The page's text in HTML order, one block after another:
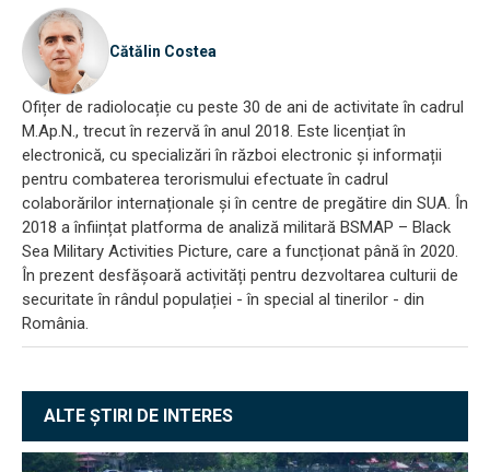
Cătălin Costea
Ofițer de radiolocație cu peste 30 de ani de activitate în cadrul
M.Ap.N., trecut în rezervă în anul 2018. Este licențiat în
electronică, cu specializări în război electronic și informații
pentru combaterea terorismului efectuate în cadrul
colaborărilor internaționale și în centre de pregătire din SUA. În
2018 a înființat platforma de analiză militară BSMAP – Black
Sea Military Activities Picture, care a funcționat până în 2020.
În prezent desfășoară activități pentru dezvoltarea culturii de
securitate în rândul populației - în special al tinerilor - din
România.
ALTE ȘTIRI DE INTERES